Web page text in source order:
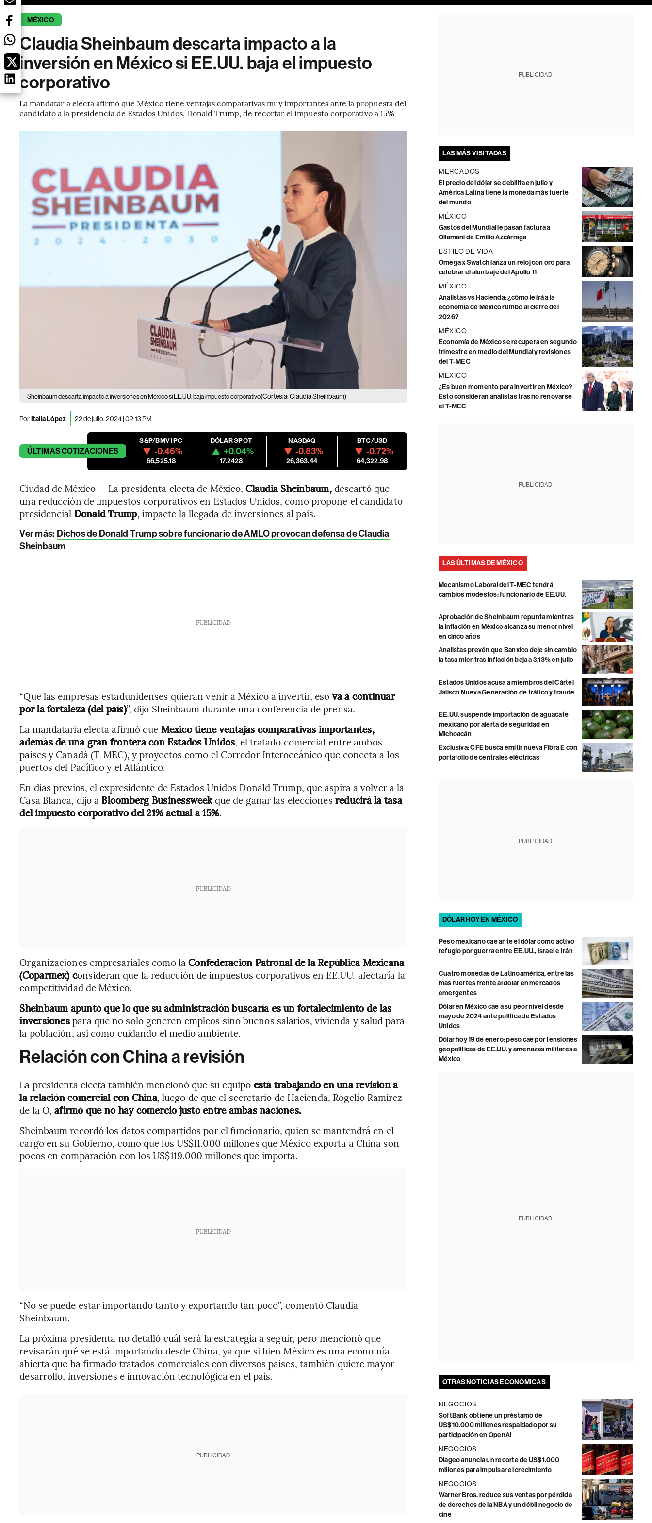
MÉXICO
Claudia Sheinbaum descarta impacto a la
inversión en México si EE.UU. baja el impuesto
corporativo
La mandataria electa afirmó que México tiene ventajas comparativas muy importantes ante la propuesta del
candidato a la presidencia de Estados Unidos, Donald Trump, de recortar el impuesto corporativo a 15%
Sheinbaum descarta impacto a inversiones en México si EE.UU. baja impuesto corporativo(Cortesía: Claudia Sheinbaum)
PorItalia López 22 de julio, 2024 | 02:13 PM
ÚLTIMASCOTIZACIONES
S&P/BMV IPC
-0.46%
66,525.18
DÓLAR SPOT
+0.04%
17.2428
NASDAQ
-0.83%
26,363.44
BTC/USD
-0.72%
64,322.98
Ciudad de México — La presidenta electa de México,Claudia Sheinbaum,descartó que
una reducción de impuestos corporativos en Estados Unidos, como propone el candidato
presidencial Donald Trump, impacte la llegada de inversiones al país.
Ver más: Dichos de Donald Trump sobre funcionario de AMLO provocan defensa de Claudia
Sheinbaum
PUBLICIDAD
“Que las empresas estadunidenses quieran venir a México a invertir, eso va a continuar
por la fortaleza (del país)”, dijo Sheinbaum durante una conferencia de prensa.
La mandataria electa afirmó que México tiene ventajas comparativas importantes,
además de una gran frontera con Estados Unidos, el tratado comercial entre ambos
países y Canadá (T-MEC), y proyectos como el Corredor Interoceánico que conecta a los
puertos del Pacífico y el Atlántico.
En días previos, el expresidente de Estados Unidos Donald Trump, que aspira a volver a la
Casa Blanca, dijo a Bloomberg Businessweekque de ganar las elecciones reducirá la tasa
del impuesto corporativo del 21% actual a 15%.
PUBLICIDAD
Organizaciones empresariales como la Confederación Patronal de la República Mexicana
(Coparmex) consideran que la reducción de impuestos corporativos en EE.UU. afectaría la
competitividad de México.
Sheinbaum apuntó que lo que su administración buscaría es un fortalecimiento de las
inversionespara que no solo generen empleos sino buenos salarios, vivienda y salud para
la población, así como cuidando el medio ambiente.
Relación con China a revisión
La presidenta electa también mencionó que su equipo está trabajando en una revisión a
la relación comercial con China, luego de que el secretario de Hacienda, Rogelio Ramírez
de la O,afirmó que no hay comercio justo entre ambas naciones.
Sheinbaum recordó los datos compartidos por el funcionario, quien se mantendrá en el
cargo en su Gobierno, como que los US$11.000 millones que México exporta a China son
pocos en comparación con los US$119.000 millones que importa.
PUBLICIDAD
“No se puede estar importando tanto y exportando tan poco”, comentó Claudia
Sheinbaum.
La próxima presidenta no detalló cuál será la estrategia a seguir, pero mencionó que
revisarán qué se está importando desde China, ya que si bien México es una economía
abierta que ha firmado tratados comerciales con diversos países, también quiere mayor
desarrollo, inversiones e innovación tecnológica en el país.
PUBLICIDAD
PUBLICIDAD
LAS MÁS VISITADAS
MERCADOS
El precio del dólar se debilita en julio y
América Latina tiene la moneda más fuerte
del mundo
MÉXICO
Gastos del Mundial le pasan factura a
Ollamani de Emilio Azcárraga
ESTILO DE VIDA
Omega x Swatch lanza un reloj con oro para
celebrar el alunizaje del Apollo 11
MÉXICO
Analistas vs Hacienda: ¿cómo le irá a la
economía de México rumbo al cierre del
2026?
MÉXICO
Economía de México se recupera en segundo
trimestre en medio del Mundial y revisiones
del T-MEC
MÉXICO
¿Es buen momento para invertir en México?
Esto consideran analistas tras no renovarse
el T-MEC
PUBLICIDAD
LAS ÚLTIMAS DE MÉXICO
Mecanismo Laboral del T-MEC tendrá
cambios modestos: funcionario de EE.UU.
Aprobación de Sheinbaum repunta mientras
la inflación en México alcanza su menor nivel
en cinco años
Analistas prevén que Banxico deje sin cambio
la tasa mientras inflación baja a 3,13% en julio
Estados Unidos acusa a miembros del Cártel
Jalisco Nueva Generación de tráfico y fraude
EE.UU. suspende importación de aguacate
mexicano por alerta de seguridad en
Michoacán
Exclusiva: CFE busca emitir nueva Fibra E con
portafolio de centrales eléctricas
PUBLICIDAD
DÓLAR HOY EN MÉXICO
Peso mexicano cae ante el dólar como activo
refugio por guerra entre EE.UU., Israel e Irán
Cuatro monedas de Latinoamérica, entre las
más fuertes frente al dólar en mercados
emergentes
Dólar en México cae a su peor nivel desde
mayo de 2024 ante política de Estados
Unidos
Dólar hoy 19 de enero: peso cae por tensiones
geopolíticas de EE.UU. y amenazas militares a
México
PUBLICIDAD
OTRAS NOTICIAS ECONÓMICAS
NEGOCIOS
SoftBank obtiene un préstamo de
US$10.000 millones respaldado por su
participación en OpenAI
NEGOCIOS
Diageo anuncia un recorte de US$1.000
millones para impulsar el crecimiento
NEGOCIOS
Warner Bros. reduce sus ventas por pérdida
de derechos de la NBA y un débil negocio de
cine